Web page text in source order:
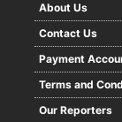
About Us
Contact Us
Payment
Terms and
Our Reporters